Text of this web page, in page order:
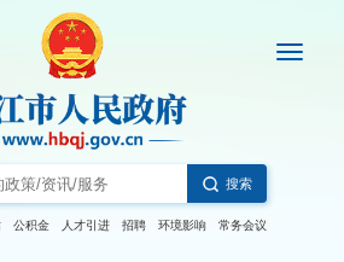
搜索
公积金 人才引进 招聘 环境影响 常务会议